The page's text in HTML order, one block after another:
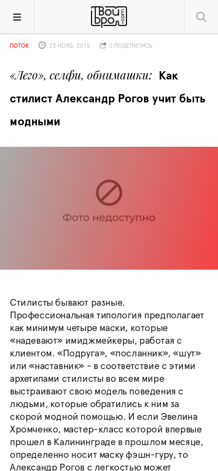
«Лего», селфи, обнимашки
Как
стилист Александр Рогов учит быть
модными
ПОТОК 23 НОЯБ. 2015 0 ПОДЕЛИЛИСЬ
Стилисты бывают разные.
Профессиональная типология предполагает
как минимум четыре маски, которые
«надевают» имиджмейкеры, работая с
клиентом. «Подруга», «посланник», «шут»
или «наставник» - в соответствие с этими
архетипами стилисты во всем мире
выстраивают свою модель поведения с
людьми, которые обратились к ним за
скорой модной помощью. И если Эвелина
Хромченко, мастер-класс которой впервые
прошел в Калининграде в прошлом месяце,
определенно носит маску фэшн-гуру, то
Александр Рогов с легкостью может